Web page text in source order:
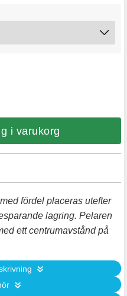
i varukorg
fördel placeras utefter
lagring. Pelaren
ett centrumavstånd på